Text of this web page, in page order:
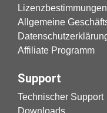
Lizenzbestimmungen
Allgemeine
Affiliate Programm
Support
Technischer Support